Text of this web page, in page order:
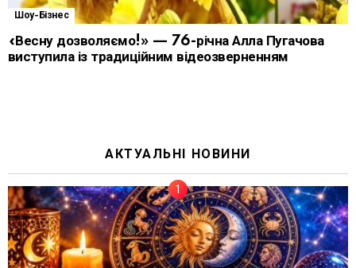
Шоу-Бізнес
«Весну дозволяємо!» — 76-річна Алла Пугачова
виступила із традиційним відеозверненням
АКТУАЛЬНІ НОВИНИ